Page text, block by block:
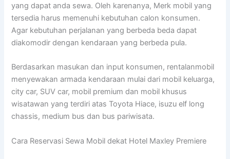
yang dapat anda sewa. Oleh karenanya, Merk mobil yang
tersedia harus memenuhi kebutuhan calon konsumen.
Agar kebutuhan perjalanan yang berbeda beda dapat
diakomodir dengan kendaraan yang berbeda pula.
Berdasarkan masukan dan input konsumen, rentalanmobil
menyewakan armada kendaraan mulai dari mobil keluarga,
city car, SUV car, mobil premium dan mobil khusus
wisatawan yang terdiri atas Toyota Hiace, isuzu elf long
chassis, medium bus dan bus pariwisata.
Cara Reservasi Sewa Mobil dekat Hotel Maxley Premiere